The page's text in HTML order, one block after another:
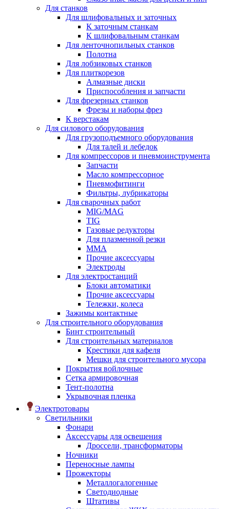
Для станков
Для шлифовальных и заточных
К заточным станкам
К шлифовальным станкам
Для ленточнопильных станков
Полотна
Для лобзиковых станков
Для плиткорезов
Алмазные диски
Приспособления и запчасти
Для фрезерных станков
Фрезы и наборы фрез
К верстакам
Для силового оборудования
Для грузоподъемного оборудования
Для талей и лебедок
Для компрессоров и пневмоинструмента
Запчасти
Масло компрессорное
Пневмофитинги
Фильтры, лубрикаторы
Для сварочных работ
MIG/MAG
TIG
Газовые редукторы
Для плазменной резки
ММА
Прочие аксессуары
Электроды
Для электростанций
Блоки автоматики
Прочие аксессуары
Тележки, колеса
Зажимы контактные
Для строительного оборудования
Бинт строительный
Для строительных материалов
Крестики для кафеля
Мешки для строительного мусора
Покрытия войлочные
Сетка армировочная
Тент-полотна
Укрывочная пленка
Электротовары
Светильники
Фонари
Аксессуары для освещения
Дроссели, трансформаторы
Ночники
Переносные лампы
Прожекторы
Металлогалогенные
Светодиодные
Штативы